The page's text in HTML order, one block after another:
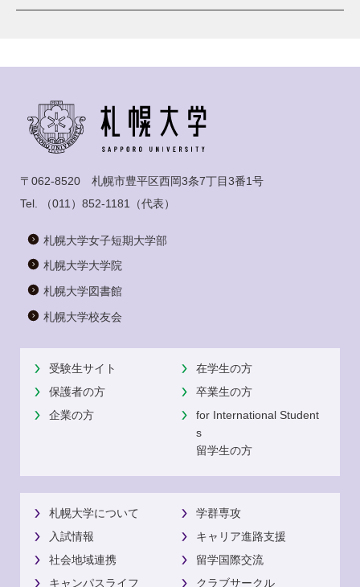
〒062-8520 札幌市豊平区西岡3条7丁目3番1号
Tel.
（011）852-1181 （代表）
札幌大学女子短期大学部
札幌大学大学院
札幌大学図書館
札幌大学校友会
受験生サイト
在学生の方
保護者の方
卒業生の方
企業の方
for International Student
s
留学生の方
札幌大学について
学群専攻
入試情報
キャリア進路支援
社会地域連携
留学国際交流
キャンパスライフ
クラブサークル